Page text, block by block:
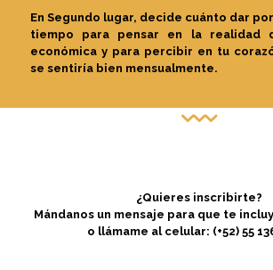
En Segundo lugar, decide cuánto dar
tiempo para pensar en la realidad
económica y para percibir en tu
se sentiría bien mensualmente.
¿Quieres inscribirte?
Mándanos un mensaje para que te
o llámame al celular: (+52) 55